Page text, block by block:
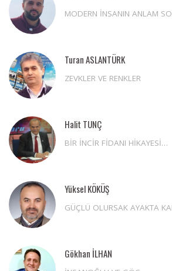
MODERN İNSANIN ANLAM
Turan ASLANTÜRK
ZEVKLER VE RENKLER
Halit TUNÇ
BİR İNCİR FİDANI HİKAYESİ…
Yüksel KÖKÜŞ
GÜÇLÜ OLURSAK AYAKTA
Gökhan İLHAN